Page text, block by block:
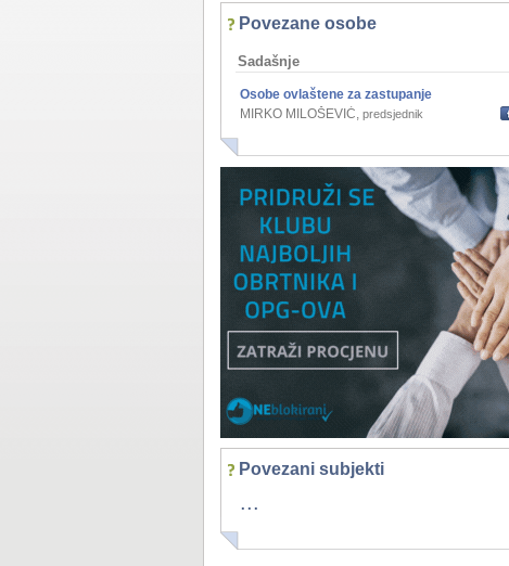
Povezane osobe
Sadašnje
Osobe ovlaštene za zastupanje
MIRKO MILOŠEVIĆ, predsjednik
Povezani subjekti
...